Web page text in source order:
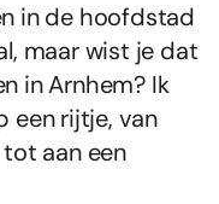
in de hoofdstad
maar wist je dat
in Arnhem? Ik
een rijtje, van
aan een